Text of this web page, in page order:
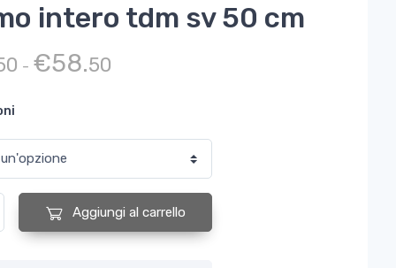
intero tdm sv 50 cm
- €58.50
tdm sv 50 cm quantità
Aggiungi al carrello